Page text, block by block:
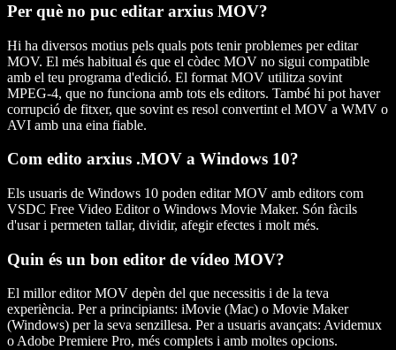
Per què no puc editar arxius MOV?
Hi ha diversos motius pels quals pots tenir problemes per editar
MOV. El més habitual és que el còdec MOV no sigui compatible
amb el teu programa d'edició. El format MOV utilitza sovint
MPEG-4, que no funciona amb tots els editors. També hi pot haver
corrupció de fitxer, que sovint es resol convertint el MOV a WMV o
AVI amb una eina fiable.
Com edito arxius .MOV a Windows 10?
Els usuaris de Windows 10 poden editar MOV amb editors com
VSDC Free Video Editor o Windows Movie Maker. Són fàcils
d'usar i permeten tallar, dividir, afegir efectes i molt més.
Quin és un bon editor de vídeo MOV?
El millor editor MOV depèn del que necessitis i de la teva
experiència. Per a principiants: iMovie (Mac) o Movie Maker
(Windows) per la seva senzillesa. Per a usuaris avançats: Avidemux
o Adobe Premiere Pro, més complets i amb moltes opcions.